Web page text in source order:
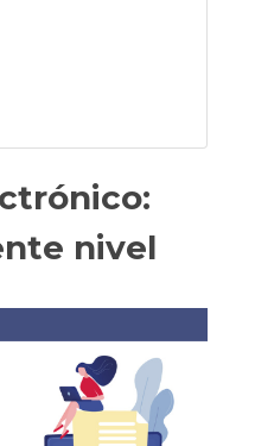
nivel